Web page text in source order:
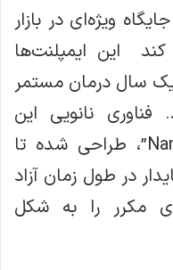
ویژه‌ای در بازار
این ایمپلنت‌ها
سال درمان مستمر
فناوری نانویی این
شرکت، موسوم به “NanoPortal”، طراحی شده تا
در طول زمان آزاد
مکرر را به شکل